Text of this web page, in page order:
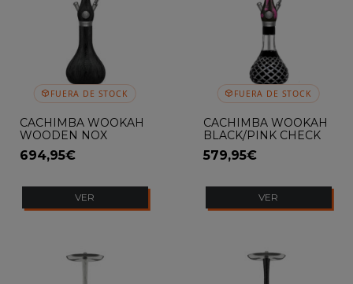
FUERA DE STOCK
CACHIMBA WOOKAH
WOODEN NOX
694,95€
VER
FUERA DE STOCK
CACHIMBA WOOKAH
BLACK/PINK CHECK
BLACK
579,95€
VER